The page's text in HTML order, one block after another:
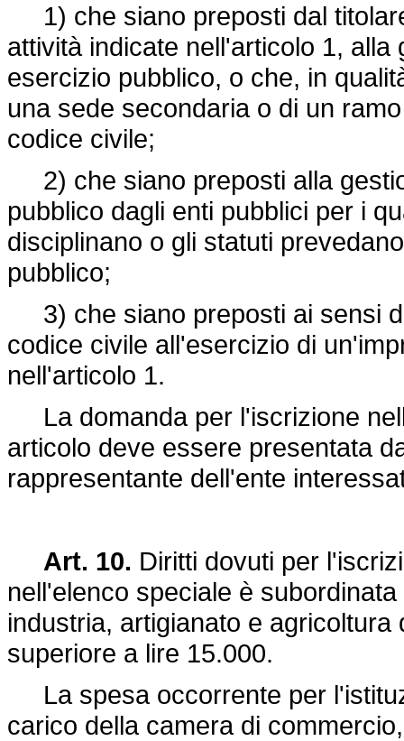
1) che siano preposti dal
attività indicate nell'articolo 1,
esercizio pubblico, o che, in
una sede secondaria o di un
codice civile;
2) che siano preposti alla
pubblico dagli enti pubblici per i
disciplinano o gli statuti
pubblico;
3) che siano preposti ai sensi
codice civile all'esercizio di
nell'articolo 1.
La domanda per l'iscrizione
articolo deve essere presentata
rappresentante dell'ente
Art. 10. Diritti dovuti per
nell'elenco speciale è
industria, artigianato e
superiore a lire 15.000.
La spesa occorrente per
carico della camera di